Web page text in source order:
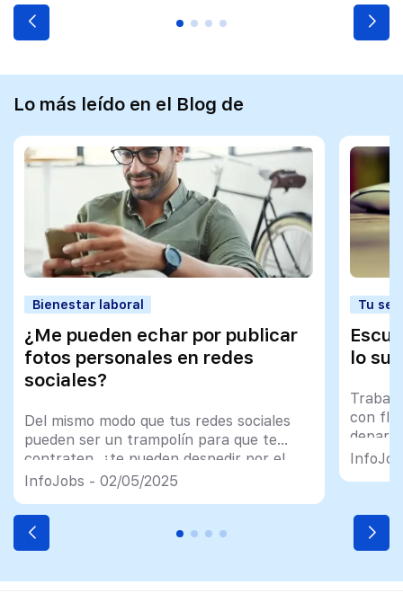
Lo más leído en el Blog de
Bienestar laboral
¿Me pueden echar por publicar
fotos personales en redes
sociales?
Del mismo modo que tus redes sociales
pueden ser un trampolín para que te
contraten, ¿te pueden despedir por el
uso que hagas en ellas? o, más
publicar fotos personales en redes
sociales? Algunas personas han tenido
conflictos con sus superiores por este
InfoJobs - 02/05/2025
Tu
lo
con